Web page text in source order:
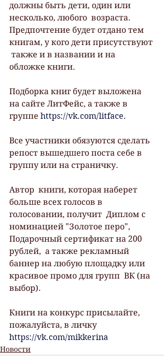
должны быть дети, один или
несколько, любого  возраста.
Предпочтение будет отдано тем
книгам, у кого дети присутствуют
также и в названии и на
обложке книги.
Подборка книг будет выложена
на сайте ЛитФейс, а также в
группе https://vk.com/litface.
Все участники обязуются сделать
репост вышедшего поста себе в
группу или на страничку.
Автор  книги, которая наберет
больше всех голосов в
голосовании, получит  Диплом с
номинацией "Золотое перо",
Подарочный сертификат на 200
рублей,  а также рекламный
баннер на любую площадку или
красивое промо для групп  ВК (на
выбор).
Книги на конкурс присылайте,
пожалуйста, в личку
https://vk.com/mikkerina
Новости